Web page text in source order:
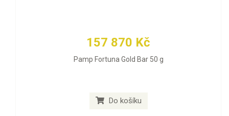
157 870 Kč
Pamp Fortuna Gold Bar 50 g
Do košíku